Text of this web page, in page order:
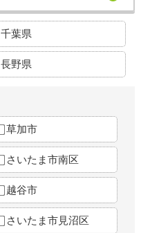
千葉県
長野県
草加市
さいたま市南区
越谷市
さいたま市見沼区